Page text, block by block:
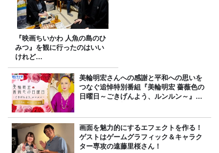
『映画ちいかわ 人魚の島のひ
みつ』を観に行ったのはいい
けれど…
美輪明宏さんへの感謝と平和への思いを
つなぐ追悼特別番組『美輪明宏 薔薇色の
日曜日～ごきげんよう、ルンルン～』
画面を魅力的にするエフェクトを作る！
ゲストはゲームグラフィック＆キャラク
ター専攻の遠藤里桜さん！